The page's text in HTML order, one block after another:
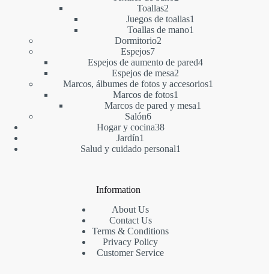
Toallas2
productos
Juegos de toallas1
Toallas de mano1
Dormitorio22
Espejos77
productos
Espejos de aumento de pared44
Espejos de mesa2
productos
Marcos, álbumes de fotos y accesorios1
Marcos de fotos1
producto
Marcos de pared y mesa1
Salón66
productos
Hogar y cocina3838
Jardín1
producto
Salud y cuidado personal1
Information
About Us
Contact Us
Terms & Conditions
Privacy Policy
Customer Service